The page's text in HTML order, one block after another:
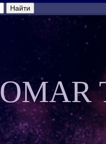
OMAR